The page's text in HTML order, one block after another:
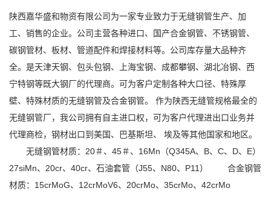
陕西嘉华盛和物资有限公司为一家专业致力于无缝钢管生产、加
工、销售的企业。公司主营各种进口、国产合金钢管、不锈钢管、
碳钢管材、板材、管道配件和焊接材料等。公司库存量大品种齐
全。是天津天钢、包头包钢、上海宝钢、成都攀钢、湖北冶钢、西
宁特钢等既大钢厂的代理商。可为客户定制各种大口径、特殊厚
壁、特殊材质的无缝钢管及合金钢管。 作为陕西无缝管规格最全的
无缝钢管厂，我公司拥有自主进口权，可为客户代理进出口业务并
代理商检，钢材出口到美国、巴基斯坦、 埃及等其他国家和地区。
无缝钢管材质：20＃、45＃、16Mn（Q345A、B、C、D、E）
27siMn、20cr、40cr、石油套管（J55、N80、P11） 合金钢管
材质：15crMoG、12crMoV6、20crMo、35crMo、42crMo